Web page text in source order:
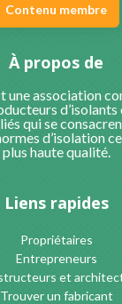
Contenu membre
À propos de
une association
qui se
d’isolation
plus haute qualité.
Liens rapides
Propriétaires
Entrepreneurs
et
Trouver un fabricant